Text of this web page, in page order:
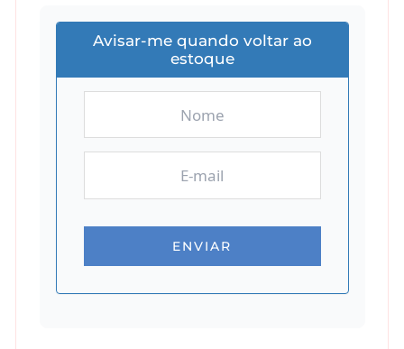
Avisar-me quando voltar ao
estoque